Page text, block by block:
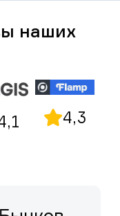
наших
4,3